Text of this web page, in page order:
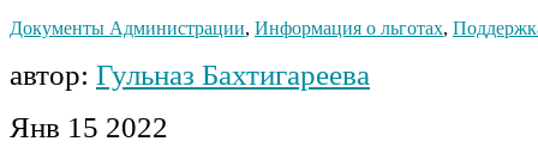
Документы Администрации, Информация о льготах,
автор: Гульназ Бахтигареева
Янв 15 2022